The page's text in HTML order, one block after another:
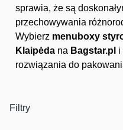
sprawia, że są
przechowywania
Wybierz menuboxy
Klaipėda na Bagstar.pl i
rozwiązania do
Filtry